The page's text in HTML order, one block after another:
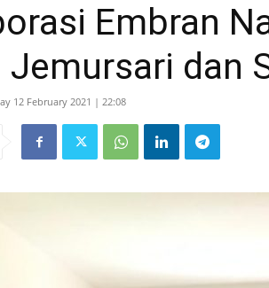
Embran
Jemursari dan
12 February 2021 | 22:08